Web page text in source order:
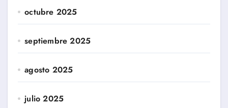
octubre 2025
septiembre 2025
agosto 2025
julio 2025